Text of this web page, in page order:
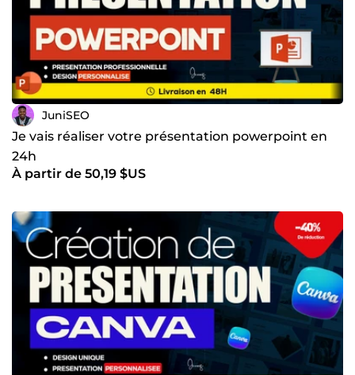
JuniSEO
Je vais réaliser votre présentation powerpoint en
24h
À partir de 50,19 $US